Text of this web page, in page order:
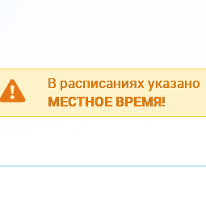
В расписаниях указано
МЕСТНОЕ ВРЕМЯ!